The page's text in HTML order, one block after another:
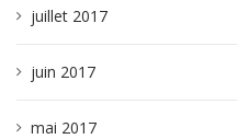
juillet 2017
juin 2017
mai 2017